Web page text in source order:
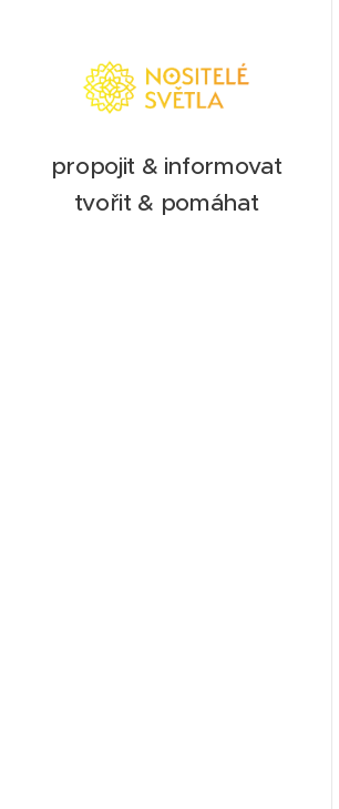
propojit & informovat
tvořit & pomáhat